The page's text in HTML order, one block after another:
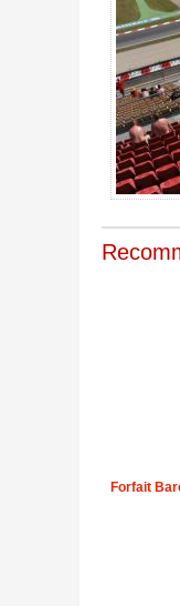
Forfait